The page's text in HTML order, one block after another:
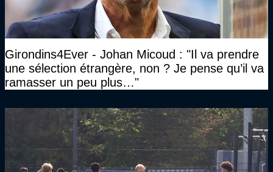
Girondins4Ever - Johan Micoud : "Il va prendre
une sélection étrangère, non ? Je pense qu’il va
ramasser un peu plus…"